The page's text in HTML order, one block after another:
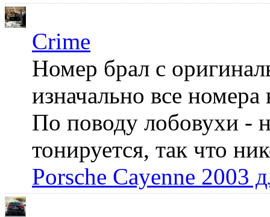
Crime
Номер брал с
изначально все
По поводу лобовухи -
тонируется, так что
Porsche Cayenne 2003